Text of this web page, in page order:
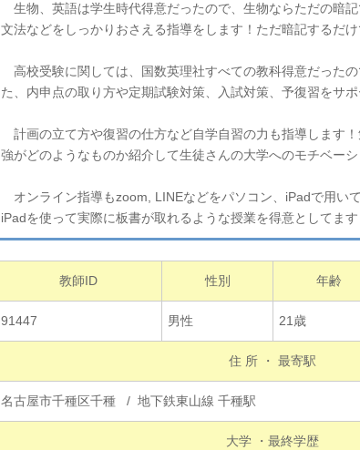
生物、英語は学生時代得意だったので、生物ならただの暗
文法などをしっかりおさえる指導をします！ただ暗記するだ
高校受験に関しては、国数英理社すべての教科得意だった
た、内申点の取り方や定期試験対策、入試対策、予復習をサポ
計画の立て方や復習の仕方など自学自習の力も指導します
強がどのようなものか紹介して生徒さんの大学へのモチベー
オンライン指導もzoom, LINEなどをパソコン、iPadで用い
iPadを使って実際に板書が取れるような授業を得意としてます
教師ID 性別 年齢
91447 男性 21歳
住 所 ・ 最寄駅
名古屋市千種区千種 / 地下鉄東山線 千種駅
大学 ・最終学歴